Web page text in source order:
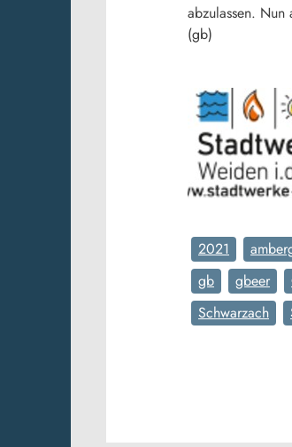
abzulassen. Nun
(gb)
2021
gb
gbeer
Schwarzach